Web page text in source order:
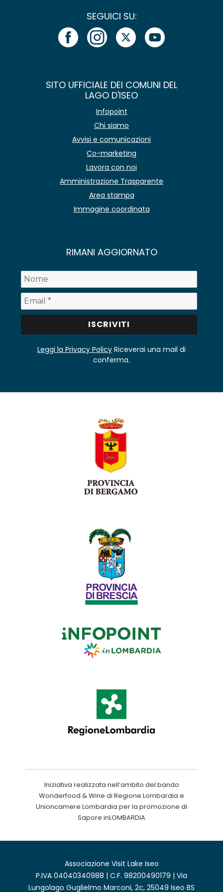
SEGUICI SU:
SITO UFFICIALE DEI COMUNI DEL
LAGO D'ISEO
Infopoint
Chi siamo
Avvisi e comunicazioni
Co-marketing
Lavora con noi
Amministrazione Trasparente
Area stampa
Immagine coordinata
RIMANI AGGIORNATO
Leggi la Privacy Policy Riceverai una mail di
conferma.
Iniziativa realizzata nell’ambito del bando
Wonderfood & Wine di Regione Lombardia e
Unioncamere Lombardia per la promozione di
Sapore inLOMBARDIA
Associazione Visit Lake Iseo
P.IVA 04040340988 | C.F. 98200490179 | Via
Lungolago Guglielmo Marconi, 2c, 25049 Iseo BS